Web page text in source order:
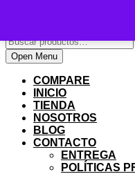
content
Skip
to
content
Buscar
por:
My
Account
Cart
item
Open MenuOpen
Menu
COMPARE
INICIO
TIENDA
NOSOTROS
BLOG
CONTACTO
ENTREGA
POLÍTICAS